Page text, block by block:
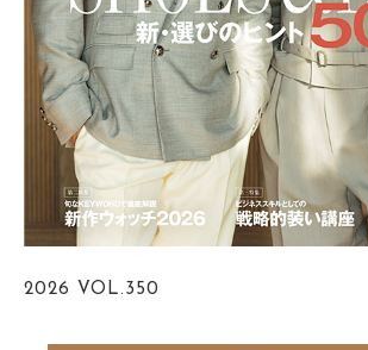
2026 VOL.350